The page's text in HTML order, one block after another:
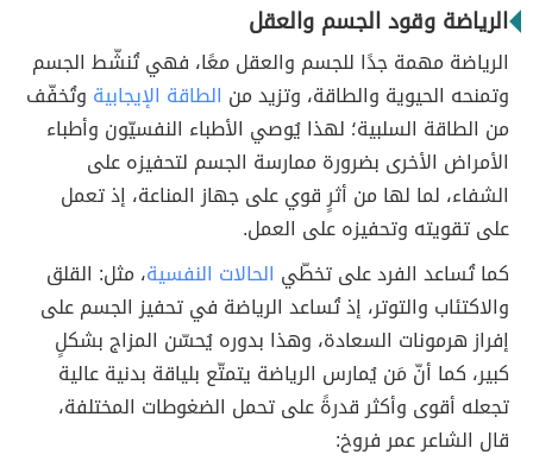
الرياضة وقود الجسم والعقل
الرياضة مهمة جدًا للجسم والعقل معًا، فهي تُنشّط الجسم
وتمنحه الحيوية والطاقة، وتزيد من الطاقة الإيجابية وتُخفّف
من الطاقة السلبية؛ لهذا يُوصي الأطباء النفسيّون وأطباء
الأمراض الأخرى بضرورة ممارسة الجسم لتحفيزه على
الشفاء، لما لها من أثرٍ قوي على جهاز المناعة، إذ تعمل
على تقويته وتحفيزه على العمل.
كما تُساعد الفرد على تخطّي الحالات النفسية، مثل: القلق
والاكتئاب والتوتر، إذ تُساعد الرياضة في تحفيز الجسم على
إفراز هرمونات السعادة، وهذا بدوره يُحسّن المزاج بشكلٍ
كبير، كما أنّ مَن يُمارس الرياضة يتمتّع بلياقة بدنية عالية
تجعله أقوى وأكثر قدرةً على تحمل الضغوطات المختلفة،
قال الشاعر عمر فروخ: